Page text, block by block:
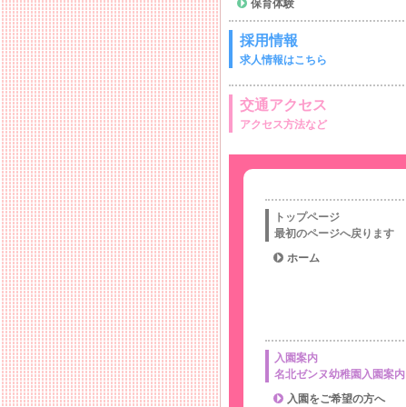
保育体験
採用情報
求人情報はこちら
交通アクセス
アクセス方法など
トップページ
最初のページへ戻ります
ホーム
入園案内
名北ゼンヌ幼稚園入園案内
入園をご希望の方へ